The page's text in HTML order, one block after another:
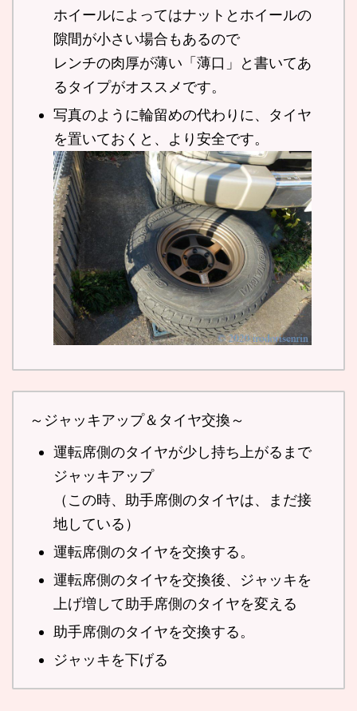
ホイールによってはナットとホイールの
隙間が小さい場合もあるので
レンチの肉厚が薄い「薄口」と書いてあ
るタイプがオススメです。
写真のように輪留めの代わりに、タイヤ
を置いておくと、より安全です。
～ジャッキアップ＆タイヤ交換～
運転席側のタイヤが少し持ち上がるまで
ジャッキアップ
（この時、助手席側のタイヤは、まだ接
地している）
運転席側のタイヤを交換する。
運転席側のタイヤを交換後、ジャッキを
上げ増して助手席側のタイヤを変える
助手席側のタイヤを交換する。
ジャッキを下げる